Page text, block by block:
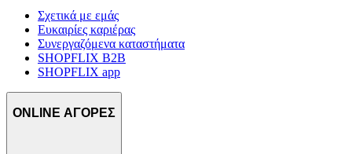
Σχετικά με εμάς
Ευκαιρίες καριέρας
Συνεργαζόμενα καταστήματα
SHOPFLIX B2B
SHOPFLIX app
ONLINE ΑΓΟΡΕΣ